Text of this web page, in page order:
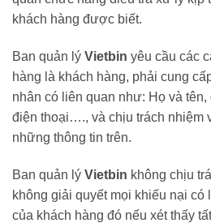
khách hàng được biết.
Ban quản lý Vietbin yêu cầu các
hàng là khách hàng, phải cung
nhân có liên quan như: Họ và
điện thoại…., và chịu trách nhiệm
những thông tin trên.
Ban quản lý Vietbin không chịu
không giải quyết mọi khiếu nại
của khách hàng đó nếu xét thấy